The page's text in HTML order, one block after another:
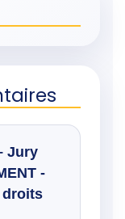
Jury
-
droits